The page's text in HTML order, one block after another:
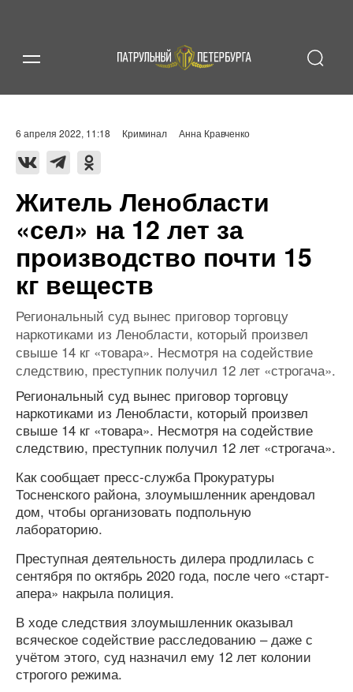
6 апреля 2022, 11:18 Криминал Анна Кравченко
Житель Ленобласти
«сел» на 12 лет за
производство почти 15
кг веществ
Региональный суд вынес приговор торговцу
наркотиками из Ленобласти, который произвел
свыше 14 кг «товара». Несмотря на содействие
следствию, преступник получил 12 лет «строгача».
Региональный суд вынес приговор торговцу
наркотиками из Ленобласти, который произвел
свыше 14 кг «товара». Несмотря на содействие
следствию, преступник получил 12 лет «строгача».
Как сообщает пресс-служба Прокуратуры
Тосненского района, злоумышленник арендовал
дом, чтобы организовать подпольную
лабораторию.
Преступная деятельность дилера продлилась с
сентября по октябрь 2020 года, после чего «старт-
апера» накрыла полиция.
В ходе следствия злоумышленник оказывал
всяческое содействие расследованию – даже с
учётом этого, суд назначил ему 12 лет колонии
строгого режима.